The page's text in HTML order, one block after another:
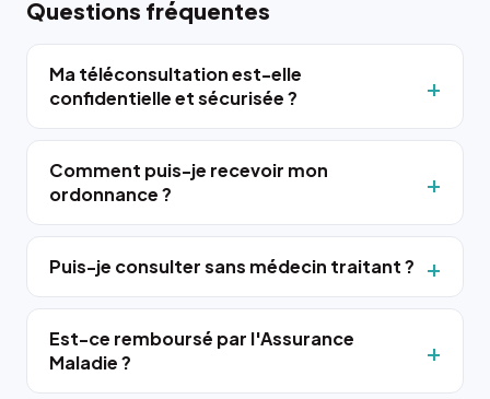
Questions fréquentes
Ma téléconsultation est-elle
confidentielle et sécurisée ?
Comment puis-je recevoir mon
ordonnance ?
Puis-je consulter sans médecin traitant ?
Est-ce remboursé par l'Assurance
Maladie ?